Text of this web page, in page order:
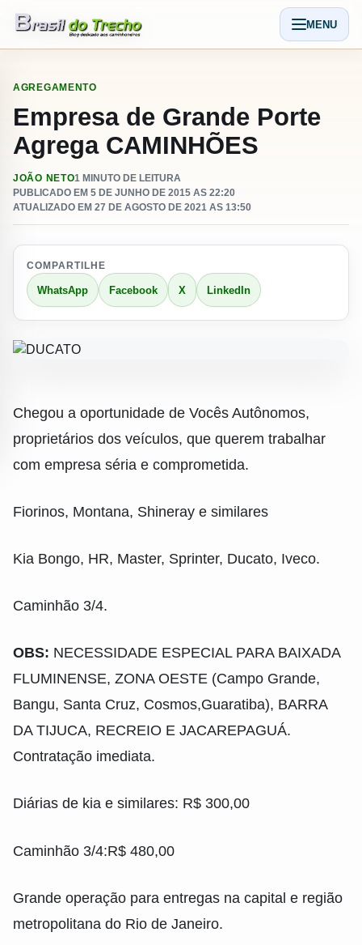
Abrir
MENU
AGREGAMENTO
Empresa de Grande Porte
Agrega CAMINHÕES
JOÃO NETO1 MINUTO DE LEITURA
PUBLICADO EM 5 DE JUNHO DE 2015 AS 22:20
ATUALIZADO EM 27 DE AGOSTO DE 2021 AS 13:50
COMPARTILHE
WhatsApp Facebook X LinkedIn
Chegou a oportunidade de Vocês Autônomos,
proprietários dos veículos, que querem trabalhar
com empresa séria e comprometida.
Fiorinos, Montana, Shineray e similares
Kia Bongo, HR, Master, Sprinter, Ducato, Iveco.
Caminhão 3/4.
OBS: NECESSIDADE ESPECIAL PARA BAIXADA
FLUMINENSE, ZONA OESTE (Campo Grande,
Bangu, Santa Cruz, Cosmos,Guaratiba), BARRA
DA TIJUCA, RECREIO E JACAREPAGUÁ.
Contratação imediata.
Diárias de kia e similares: R$ 300,00
Caminhão 3/4:R$ 480,00
Grande operação para entregas na capital e região
metropolitana do Rio de Janeiro.